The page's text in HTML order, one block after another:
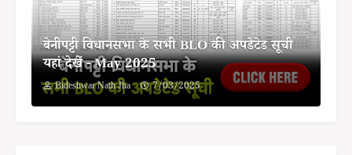
बेनीपट्टी विधानसभा के सभी BLO की अपडेटेड सूची
यहां देखें - May 2025
Bideshwar Nath Jha 7/03/2025